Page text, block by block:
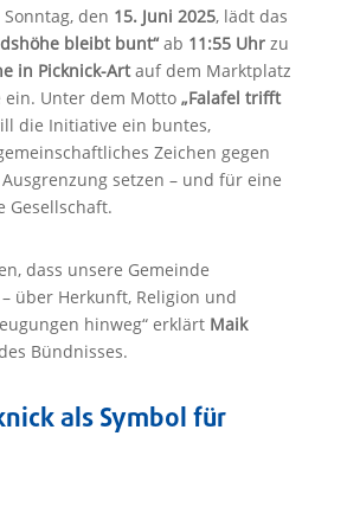
den 15. Juni 2025, lädt das
bleibt bunt“ab 11:55 Uhrzu
in Picknick-Artauf dem Marktplatz
ein. Unter dem Motto „Falafel trifft
die Initiative ein buntes,
Zeichen gegen
setzen – und für eine
Gesellschaft.
dass unsere Gemeinde
über Herkunft, Religion und
hinweg“ erklärt Maik
Bündnisses.
als Symbol für